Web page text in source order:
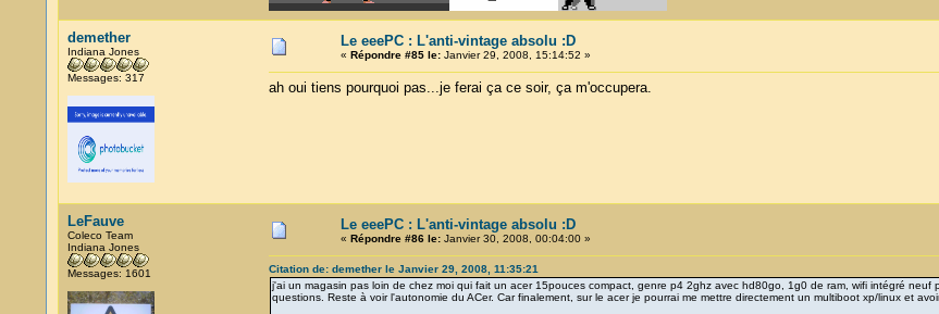
demether
Indiana Jones
Messages: 317
Le eeePC : L'anti-vintage absolu :D
« Répondre #85 le:Janvier 29, 2008, 15:14:52 »
ah oui tiens pourquoi pas...je ferai ça ce soir, ça m'occupera.
LeFauve
Coleco Team
Indiana Jones
Messages: 1601
Le eeePC : L'anti-vintage absolu :D
« Répondre #86 le:Janvier 30, 2008, 00:04:00 »
Citation de: demether le Janvier 29, 2008, 11:35:21
j'ai un magasin pas loin de chez moi qui fait un acer 15pouces compact, genre p4 2ghz avec hd80go, 1g0 de ram, wifi intégré
questions. Reste à voir l'autonomie du ACer. Car finalement, sur le acer je pourrai me mettre directement un multiboot xp/linux et